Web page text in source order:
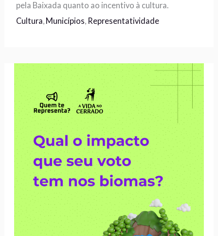
pela Baixada quanto ao incentivo à cultura.
Cultura, Municípios, Representatividade